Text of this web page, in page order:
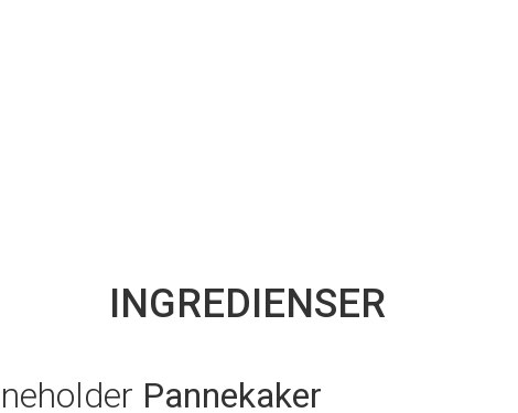
INGREDIENSER
Pannekaker